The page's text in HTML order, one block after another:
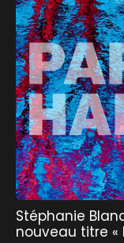
Stéphanie
nouveau titre «